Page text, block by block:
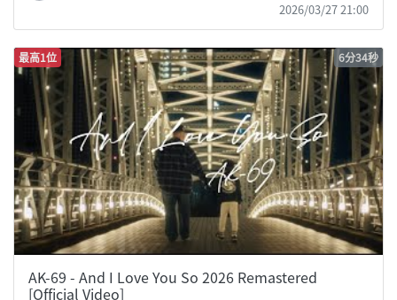
2026/03/27 21:00
最高1位 6分34秒
AK-69 - And I Love You So 2026 Remastered
[Official Video]